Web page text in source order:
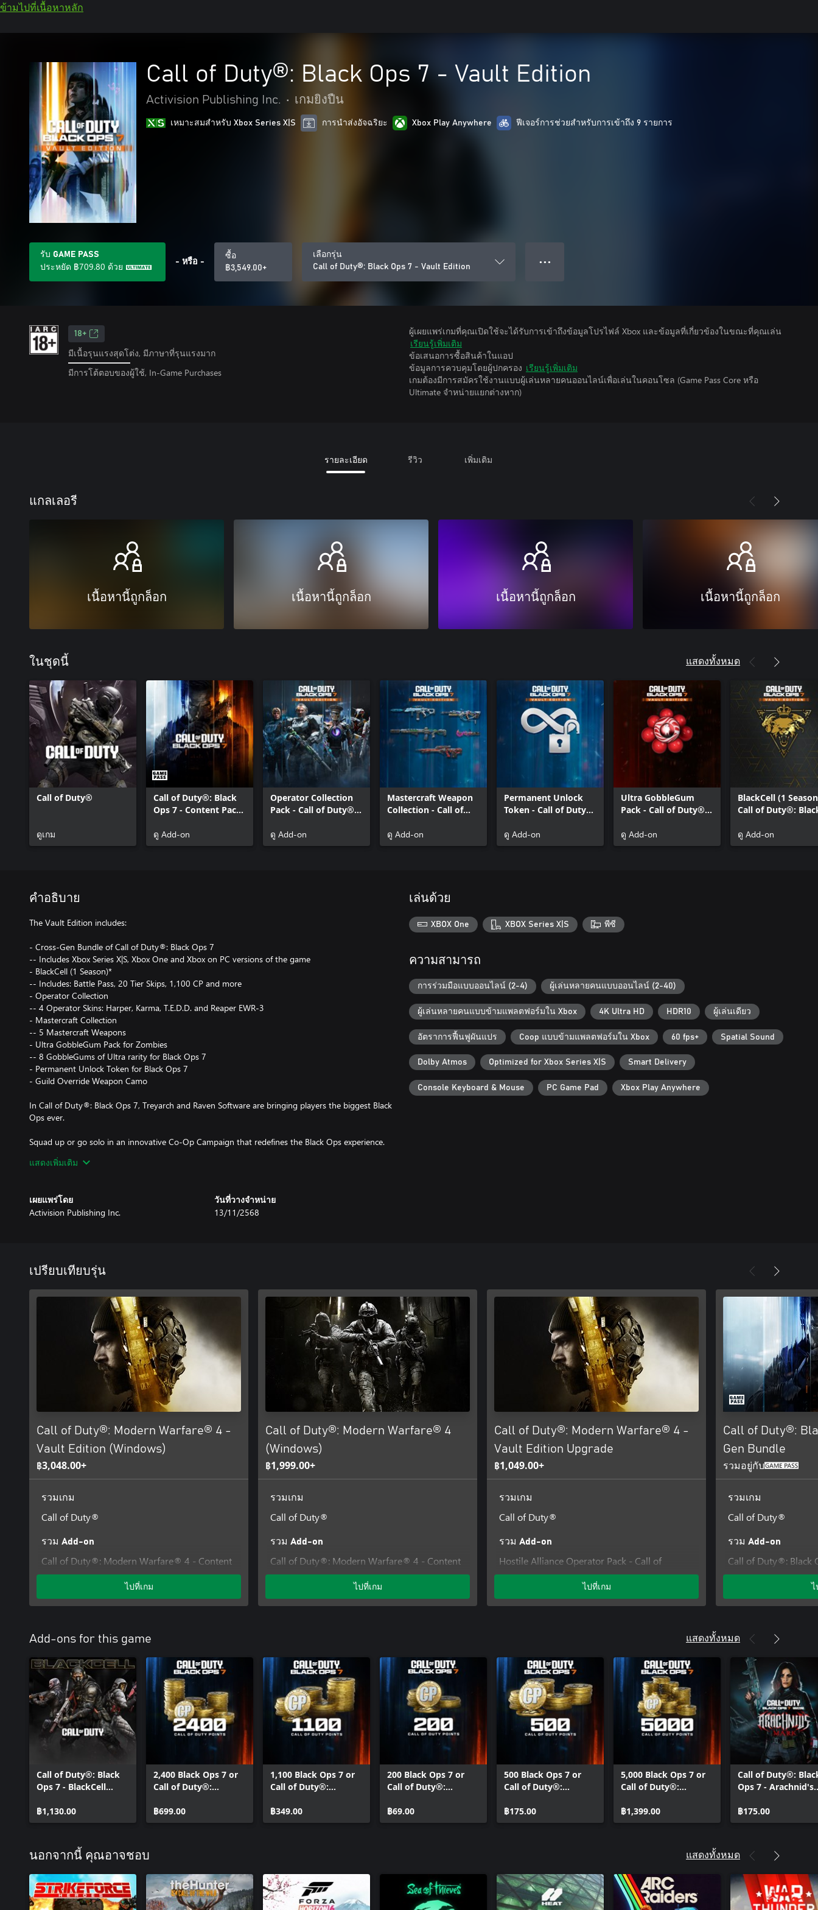
ข้ามไปที่เนื้อหาหลัก
Call of Duty®: Black Ops 7 - Vault Edition
Activision Publishing Inc. • เกมยิงปืน
เหมาะสมสําหรับ Xbox Series X|S การนำส่งอัจฉริยะ Xbox Play Anywhere ฟีเจอร์การช่วยสำหรับการเข้าถึง 9 รายการ
รับ GAME PASS
ประหยัด ฿709.80 ด้วย - หรือ -
ซื้อ
฿3,549.00+
เลือกรุ่น
Call of Duty®: Black Ops 7 - Vault Edition
● ● ●
18+
มีเนื้อรุนแรงสุดโต่ง, มีภาษาที่รุนแรงมาก
มีการโต้ตอบของผู้ใช้, In-Game Purchases
ผู้เผยแพร่เกมที่คุณเปิดใช้จะได้รับการเข้าถึงข้อมูลโปรไฟล์ Xbox และข้อมูลที่เกี่ยวข้องในขณะที่คุณเล่น
เรียนรู้เพิ่มเติม
ข้อเสนอการซื้อสินค้าในแอป
ข้อมูลการควบคุมโดยผู้ปกครอง เรียนรู้เพิ่มเติม
เกมต้องมีการสมัครใช้งานแบบผู้เล่นหลายคนออนไลน์เพื่อเล่นในคอนโซล (Game Pass Core หรือ
Ultimate จําหน่ายแยกต่างหาก)
รายละเอียด รีวิว เพิ่มเติม
แกลเลอรี
เนื้อหานี้ถูกล็อก เนื้อหานี้ถูกล็อก เนื้อหานี้ถูกล็อก เนื้อหานี้ถูกล็อก
ในชุดนี้ แสดงทั้งหมด
Call of Duty®
ดูเกม
Call of Duty®: Black
Ops 7 - Content Pack
ดู Add-on
Operator Collection
Pack - Call of Duty®:
ดู Add-on
Mastercraft Weapon
Collection - Call of
ดู Add-on
Permanent Unlock
Token - Call of Duty®:
ดู Add-on
Ultra GobbleGum
Pack - Call of Duty®:
ดู Add-on
BlackCell (1
Call of Duty®:
ดู Add-on
คำอธิบาย
The Vault Edition includes:
- Cross-Gen Bundle of Call of Duty®: Black Ops 7
-- Includes Xbox Series X|S, Xbox One and Xbox on PC versions of the game
- BlackCell (1 Season)*
-- Includes: Battle Pass, 20 Tier Skips, 1,100 CP and more
- Operator Collection
-- 4 Operator Skins: Harper, Karma, T.E.D.D. and Reaper EWR-3
- Mastercraft Collection
-- 5 Mastercraft Weapons
- Ultra GobbleGum Pack for Zombies
-- 8 GobbleGums of Ultra rarity for Black Ops 7
- Permanent Unlock Token for Black Ops 7
- Guild Override Weapon Camo
In Call of Duty®: Black Ops 7, Treyarch and Raven Software are bringing players the biggest Black
Ops ever.
Squad up or go solo in an innovative Co-Op Campaign that redefines the Black Ops experience.
Multiplayer explodes out of the gate with 16 electrifying 6v6 maps and two 20v20 maps at launch.
In Treyarch’s legendary Round-Based Zombies mode, the nightmare begins where reality ends.
Game requires a Game Pass Essential subscription (sold separately).
TPM 2.0 and Secure Boot required for PC, other security measures may be enforced. Learn more at
https://support.activision.com/tpm.
*Battle Pass / BlackCell redemption applies to one Season of Black Ops 7 Battle Pass only.
Content, features, services, online play, and support not available in all regions, and may vary,
change, or terminate.
Requires an Activision account and acceptance of the Activision Software License and Services
Agreement. A mobile phone number linked to your Activision account may be required to play
Additional storage space may be required for mandatory game updates.
For more information, please visit www.callofduty.com.
©/TM/® 2025-2026 Activision Publishing, Inc. This product contains software technology licensed
แสดงเพิ่มเติม
เผยแพร่โดย
Activision Publishing Inc.
วันที่วางจำหน่าย
13/11/2568
เล่นด้วย
XBOX One XBOX Series X|S พีซี
ความสามารถ
การร่วมมือแบบออนไลน์ (2-4) ผู้เล่นหลายคนแบบออนไลน์ (2-40)
ผู้เล่นหลายคนแบบข้ามแพลตฟอร์มใน Xbox 4K Ultra HD HDR10 ผู้เล่นเดียว
อัตราการฟื้นฟูผันแปร Coop แบบข้ามแพลตฟอร์มใน Xbox 60 fps+ Spatial Sound
Dolby Atmos Optimized for Xbox Series X|S Smart Delivery
Console Keyboard & Mouse PC Game Pad Xbox Play Anywhere
เปรียบเทียบรุ่น
Call of Duty®: Modern Warfare® 4 -
Vault Edition (Windows)
฿3,048.00+
รวมเกม
Call of Duty®
รวม Add-on
Call of Duty®: Modern Warfare® 4 - Content
Pack 1
Hostile Alliance Operator Pack - Call of
Duty®: Modern Warfare® 4
Modern Warfare® 4
Signature Weapon Collection - Call of Duty®:
Modern Warfare® 4
DMZ Deployment Bonus - Call of Duty®:
Modern Warfare® 4
BlackCell (1 Season) - Call of Duty®: Modern
Warfare® 4
ไปที่เกม
Call of Duty®: Modern Warfare® 4
(Windows)
฿1,999.00+
รวมเกม
Call of Duty®
รวม Add-on
Call of Duty®: Modern Warfare® 4 - Content
Pack 1
ไปที่เกม
Call of Duty®: Modern Warfare® 4 -
Vault Edition Upgrade
฿1,049.00+
รวมเกม
Call of Duty®
รวม Add-on
Hostile Alliance Operator Pack - Call of
Duty®: Modern Warfare® 4
Special Forces Operator Pack - Call of Duty®:
Modern Warfare® 4
Modern Warfare® 4
BlackCell (1 Season) - Call of Duty®: Modern
Warfare® 4
Call of Duty®: Modern Warfare® 4 - Vault
Edition Upgrade Pack 1
ไปที่เกม
Call of Duty®:
Gen Bundle
รวมอยู่กับ
รวมเกม
Call of Duty®
รวม Add-on
Call of Duty®: Black
ไ
Add-ons for this game แสดงทั้งหมด
Call of Duty®: Black
Ops 7 - BlackCell
฿1,130.00
2,400 Black Ops 7 or
Call of Duty®:
฿699.00
1,100 Black Ops 7 or
Call of Duty®:
฿349.00
200 Black Ops 7 or
Call of Duty®:
฿69.00
500 Black Ops 7 or
Call of Duty®:
฿175.00
5,000 Black Ops 7 or
Call of Duty®:
฿1,399.00
Call of Duty®:
Ops 7 - Arachnid's
฿175.00
นอกจากนี้ คุณอาจชอบ แสดงทั้งหมด